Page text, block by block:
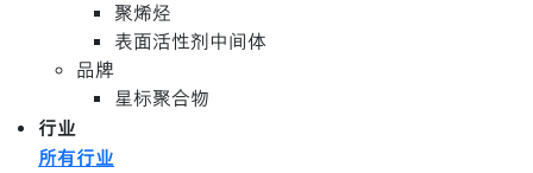
聚烯烃
表面活性剂中间体
品牌
星标聚合物
行业
所有行业